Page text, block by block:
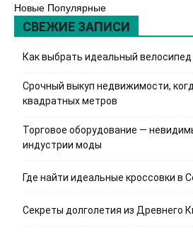
Новые Популярные
СВЕЖИЕ ЗАПИСИ
Как выбрать идеальный велосипед
Срочный выкуп недвижимости,
квадратных метров
Торговое оборудование —
индустрии моды
Где найти идеальные кроссовки в
Секреты долголетия из Древнего